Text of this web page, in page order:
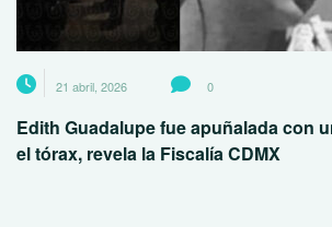
21 abril, 2026 0
Edith Guadalupe fue apuñalada con
el tórax, revela la Fiscalía CDMX